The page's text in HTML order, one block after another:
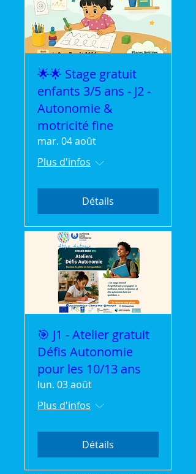
🌟🌟 Stage gratuit
enfants 3/5 ans - J2 -
Autonomie &
motricité fine
mar. 04 août
Plus d'infos
Détails
🎯 J1 - Atelier gratuit
Défis Autonomie
pour les 10/13 ans
lun. 03 août
Plus d'infos
Détails